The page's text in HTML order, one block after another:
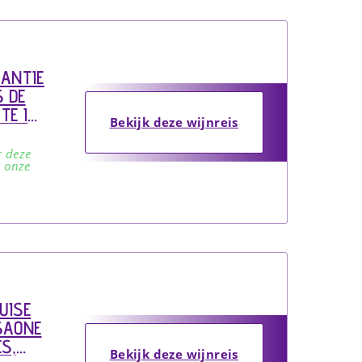
DE
IN
deze
Bekijk deze wijnreis
Bekijk deze wijnreis